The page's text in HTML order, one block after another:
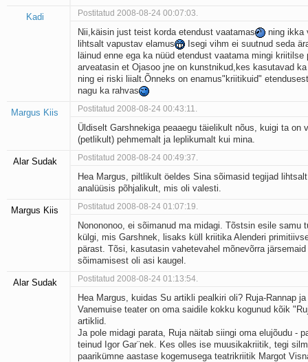
Kadi Postitatud 2008-08-24 00:07:03.
Nii,käisin just teist korda etendust vaatamas
ning ikka
lihtsalt vapustav elamus
Isegi vihm ei suutnud seda
läinud enne ega ka nüüd etendust vaatama mingi kriitilse
arveatasin et Ojasoo jne on kunstnikud,kes kasutavad
ning ei riski liialt.Õnneks on enamus"kriitikuid"
nagu ka rahvas
Margus Kiis Postitatud 2008-08-24 00:43:11.
Üldiselt Garshnekiga peaaegu täielikult nõus, kuigi ta on
(petlikult) pehmemalt ja leplikumalt kui mina.
Alar Sudak Postitatud 2008-08-24 00:49:37.
Hea Margus, piltlikult öeldes Sina sõimasid tegijad
analüüsis põhjalikult, mis oli valesti.
Margus Kiis Postitatud 2008-08-24 01:07:19.
Nonononoo, ei sõimanud ma midagi. Tõstsin esile samu
külgi, mis Garshnek, lisaks küll kriitika Alenderi
pärast. Tõsi, kasutasin vahetevahel mõnevõrra
sõimamisest oli asi kaugel.
Alar Sudak Postitatud 2008-08-24 01:13:54.
Hea Margus, kuidas Su artikli pealkiri oli? Ruja-Rannap
Vanemuise teater on oma saidile kokku kogunud kõik
artiklid.
Ja pole midagi parata, Ruja näitab siingi oma elujõudu -
teinud Igor Gar¨nek. Kes olles ise muusikakriitik, tegi
paarikümne aastase kogemusega teatrikriitik Margot